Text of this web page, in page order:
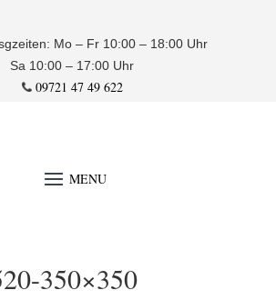
Mo – Fr 10:00 – 18:00 Uhr
Sa 10:00 – 17:00 Uhr
09721 47 49 622
350×350